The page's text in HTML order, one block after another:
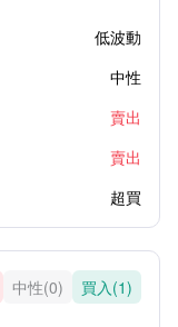
低波動
中性
賣出
賣出
超買
中性(0) 買入(1)